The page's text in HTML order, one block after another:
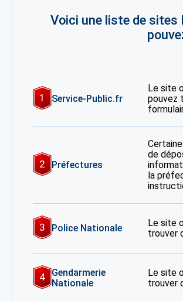
Voici une liste de sites
1 Service-Public.fr
Le site
pouvez
2 Préfectures
de
la
3 Police Nationale
Le site
trouver
4
Gendarmerie
Nationale
Le site
trouver